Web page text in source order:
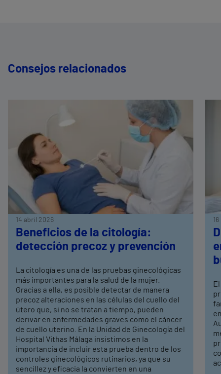
Consejos relacionados
14 abril 2026
Beneficios de la citología:
detección precoz y prevención
La citología es una de las pruebas ginecológicas
más importantes para la salud de la mujer.
Gracias a ella, es posible detectar de manera
precoz alteraciones en las células del cuello del
útero que, si no se tratan a tiempo, pueden
derivar en enfermedades graves como el cáncer
de cuello uterino. En la Unidad de Ginecología del
Hospital Vithas Málaga insistimos en la
importancia de incluir esta prueba dentro de los
controles ginecológicos rutinarios, ya que su
sencillez y eficacia la convierten en una